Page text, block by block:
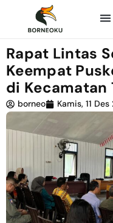
Rapat Lintas
Keempat
di Kecamatan
borneo Kamis, 11 Des